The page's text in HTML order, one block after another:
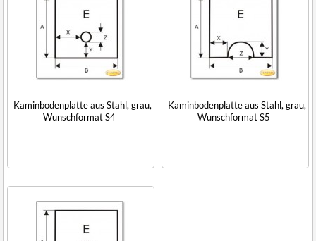
Kaminbodenplatte aus Stahl, grau,
Wunschformat S4
Kaminbodenplatte aus Stahl, grau,
Wunschformat S5